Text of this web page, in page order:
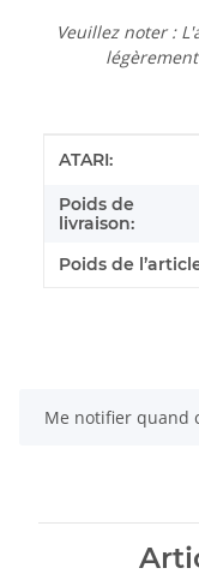
Veuillez noter :
Détails de l'article
Valeur
ATARI:
Poids de
livraison:
Poids de
Me notifier quand